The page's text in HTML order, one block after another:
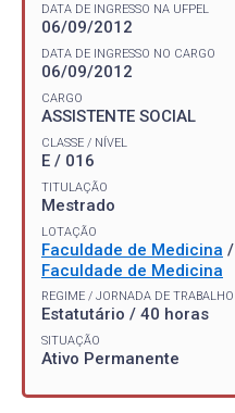
DATA DE INGRESSO NA UFPEL
06/09/2012
DATA DE INGRESSO NO CARGO
06/09/2012
CARGO
ASSISTENTE SOCIAL
CLASSE / NÍVEL
E / 016
TITULAÇÃO
Mestrado
LOTAÇÃO
Faculdade de Medicina /
Faculdade de Medicina
REGIME / JORNADA DE TRABALHO
Estatutário / 40 horas
SITUAÇÃO
Ativo Permanente